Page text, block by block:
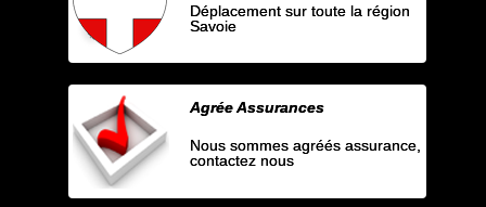
Déplacement sur toute la région
Savoie
Agrée Assurances
Nous sommes agréés assurance,
contactez nous